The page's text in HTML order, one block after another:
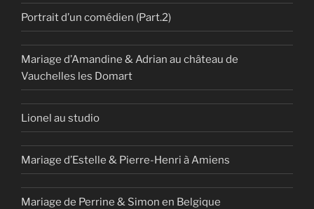
Portrait d’un comédien (Part.2)
Mariage d’Amandine & Adrian au château de
Vauchelles les Domart
Lionel au studio
Mariage d’Estelle & Pierre-Henri à Amiens
Mariage de Perrine & Simon en Belgique